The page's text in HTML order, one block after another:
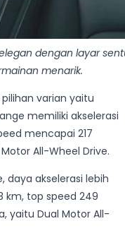
dengan layar
menarik.
varian yaitu
memiliki akselerasi
mencapai 217
All-Wheel Drive.
daya akselerasi lebih
km, top speed 249
yaitu Dual Motor All-